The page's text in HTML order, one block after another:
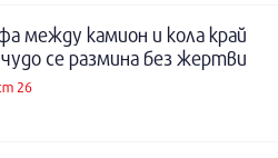
между камион и кола край
се размина без жертви
26